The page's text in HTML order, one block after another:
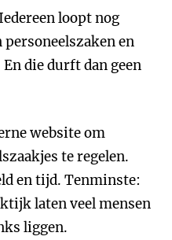
loopt nog
personeelszaken en
die durft dan geen
website om
te regelen.
en tijd. Tenminste:
laten veel mensen
liggen.